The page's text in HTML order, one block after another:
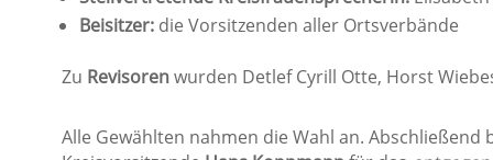
Beisitzer:die Vorsitzenden aller Ortsverbände
Zu Revisorenwurden Detlef Cyrill Otte, Horst
Alle Gewählten nahmen die Wahl an.